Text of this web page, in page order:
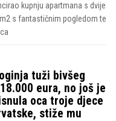
kupnju apartmana s dvije
s fantastičnim pogledom te
tuži bivšeg
eura, no još je
oca troje djece
stiže mu